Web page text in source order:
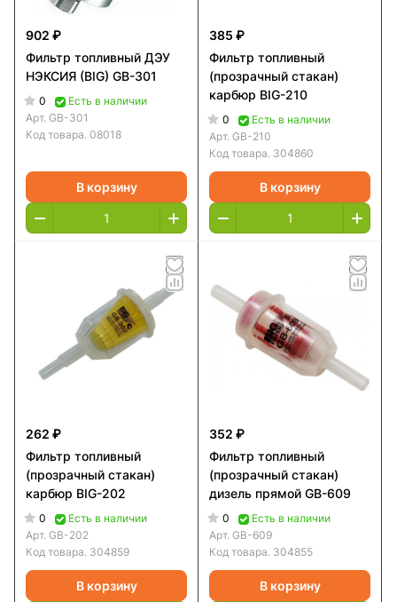
902 ₽
Фильтр топливный ДЭУ
НЭКСИЯ (BIG) GB-301
0
Есть в наличии
Арт. GB-301
Код товара. 08018
В корзину
385 ₽
Фильтр топливный
(прозрачный стакан)
карбюр BIG-210
0
Есть в наличии
Арт. GB-210
Код товара. 304860
В корзину
262 ₽
Фильтр топливный
(прозрачный стакан)
карбюр BIG-202
0
Есть в наличии
Арт. GB-202
Код товара. 304859
В корзину
352 ₽
Фильтр топливный
(прозрачный стакан)
дизель прямой GB-609
0
Есть в наличии
Арт. GB-609
Код товара. 304855
В корзину